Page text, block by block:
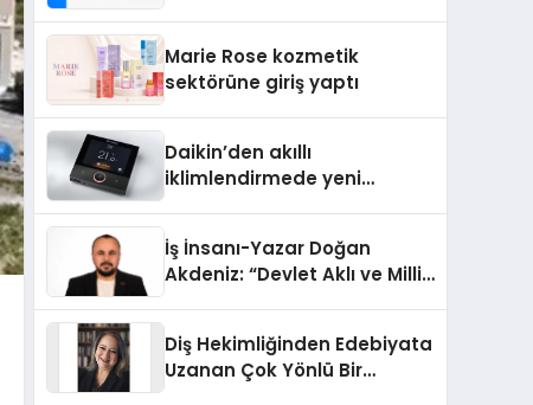
Aldı
Marie Rose kozmetik
sektörüne giriş yaptı
Daikin’den akıllı
iklimlendirmede yeni
İş İnsanı-Yazar Doğan
Akdeniz: “Devlet Aklı ve Milli
Diş Hekimliğinden Edebiyata
Uzanan Çok Yönlü Bir